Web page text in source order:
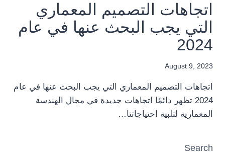
اتجاهات التصميم المعماري
التي يجب البحث عنها في عام
2024
August 9, 2023
اتجاهات التصميم المعماري التي يجب البحث عنها في عام
2024 تظهر دائمًا اتجاهات جديدة في مجال الهندسة
المعمارية لتلبية احتياجاتنا…
Search